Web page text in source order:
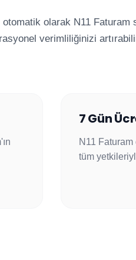
olarak N11
verimliliğinizi
7 Gün
N11
tüm